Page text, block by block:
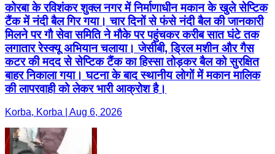
कोरबा के रविशंकर शुक्ल नगर में निर्माणाधीन मकान के खुले सेप्टिक
टैंक में नंदी बैल गिर गया। चार दिनों से फंसे नंदी बैल की जानकारी
मिलने पर गौ सेवा समिति ने मौके पर पहुंचकर करीब सात घंटे तक
लगातार रेस्क्यू अभियान चलाया। जेसीबी, ड्रिल मशीन और गैस
कटर की मदद से सेप्टिक टैंक का हिस्सा तोड़कर बैल को सुरक्षित
बाहर निकाला गया। घटना के बाद स्थानीय लोगों में मकान मालिक
की लापरवाही को लेकर भारी आक्रोश है।
Korba, Korba | Aug 6, 2026